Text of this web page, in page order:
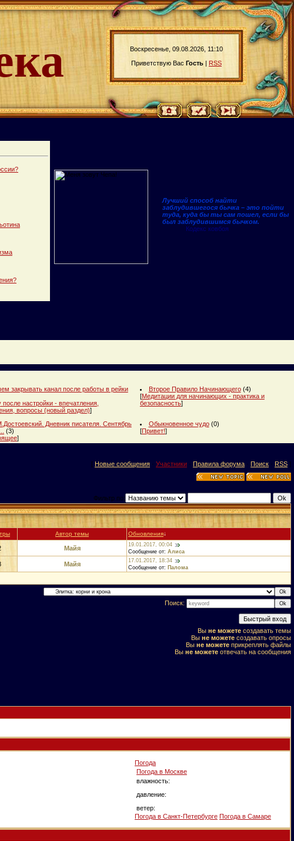
Воскресенье, 09.08.2026, 11:10
Приветствую Вас Гость | RSS
Лучший способ найти
заблудившегося бычка – это пойти
туда, куда бы ты сам пошел, если бы
был заблудившимся бычком.
Кодекс ковбоя
закрывать канал после работы в рейки
после настройки - впечатления,
вопросы (новый раздел)]
Второе Правило Начинающего (4)
[Медитации для начинающих - практика и
безопасность]
Дневник писателя. Сентябрь
(3)
]
Обыкновенное чудо (0)
[Привет!]
[ Новые сообщения · Участники · Правила форума · Поиск · RSS ]
Фильтр по:
Автор темы Обновления↓
Майя
19.01.2017, 00:04
Сообщение от: Алиса
Майя
17.01.2017, 18:34
Сообщение от: Палома
Поиск:
Вы не можете создавать темы
Вы не можете создавать опросы
Вы не можете прикреплять файлы
Вы не можете отвечать на сообщения
Погода
Погода в Москве
влажность:
давление:
ветер:
Погода в Санкт-Петербурге Погода в Самаре